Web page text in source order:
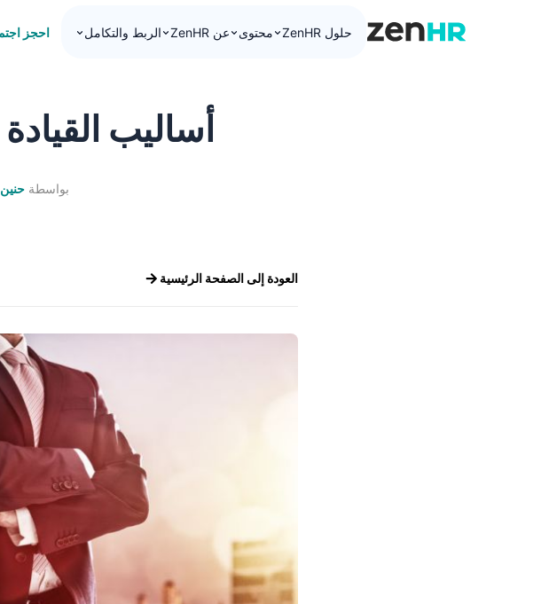
حلول ZenHR محتوى عن ZenHR الربط والتكامل احجز
أساليب
بواسطة حنين
العودة إلى الصفحة الرئيسية